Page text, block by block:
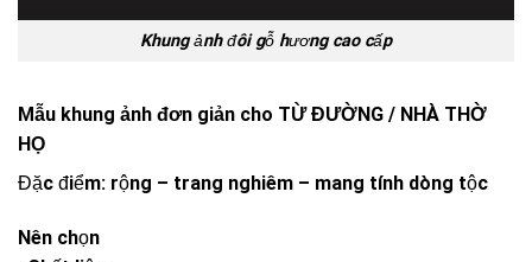
Khung ảnh đôi gỗ hương cao cấp
Mẫu khung ảnh đơn giản cho TỪ ĐƯỜNG / NHÀ THỜ
HỌ
Đặc điểm: rộng – trang nghiêm – mang tính dòng tộc
Nên chọn